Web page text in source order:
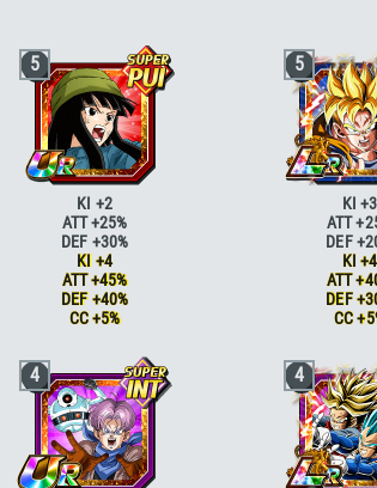
5
Combat acharné
ATT +15%
Combat acharnéATT +20%
Futur désespéréKI +1
Futur désespéréKI +2 CC +5%
Jugement sereinDEF +20%
Jugement sereinDEF +25%
IntelloATT +10% DEF +10%
KI +2
ATT +25%
DEF +30%
KI +4
ATT +45%
DEF +40%
CC +5%
5
Paré au
Paré au combatKI
+5%
Combat
Combat
Pouvoir légendaire
Pouvoir légendaire
KI +3
ATT
DEF
KI +4
ATT
DEF
CC
4 4